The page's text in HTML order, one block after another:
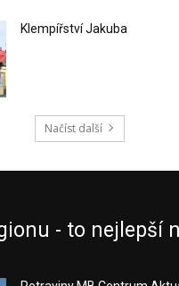
Klempířství Jakuba
Načíst další
- to nejlepší